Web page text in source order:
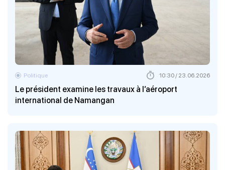
Le président examine les travaux à l’aéroport
international de Namangan
Politique 10:30 / 23.06.2026